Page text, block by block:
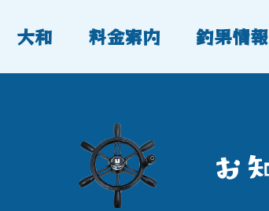
大和 料金案内 釣果情報